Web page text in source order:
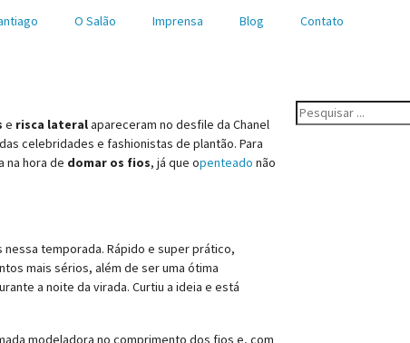
O Salão Imprensa Blog Contato
e risca lateralapareceram no desfile da Chanel
celebridades e fashionistas de plantão. Para
na hora de domar os fios, já que openteado não
temporada. Rápido e super prático,
mais sérios, além de ser uma ótima
a noite da virada. Curtiu a ideia e está
modeladora no comprimento dos fios e, com